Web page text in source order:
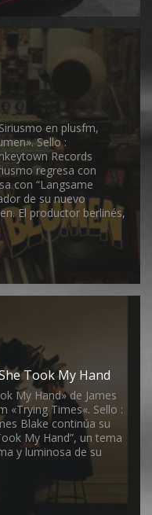
en plusfm,
Sello :
Records
regresa con
con “Langsame
de su nuevo
El productor berlinés,
Took My Hand
My Hand» de James
«Trying Times«. Sello :
Blake continúa su
My Hand”, un tema
y luminosa de su